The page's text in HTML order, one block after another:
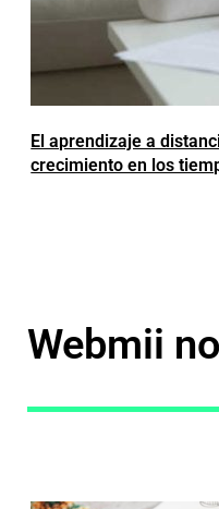
El aprendizaje a
crecimiento en los
Webmii